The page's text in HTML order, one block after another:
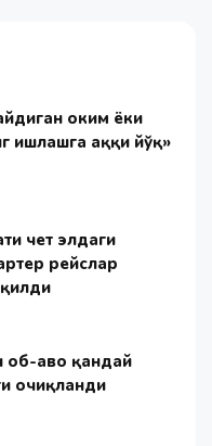
ҳоким ёки
ишлашга ҳаққи йўқ»
чет элдаги
рейслар
ҳаво қандай
очиқланди